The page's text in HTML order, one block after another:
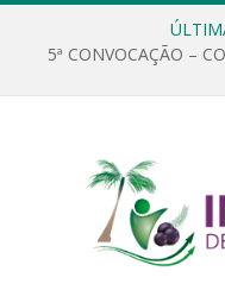
5ª CONVOCAÇÃO –